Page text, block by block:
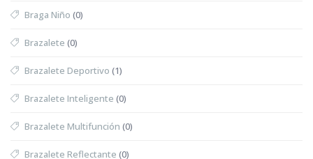
Braga Niño (0)
Brazalete (0)
Brazalete Deportivo (1)
Brazalete Inteligente (0)
Brazalete Multifunción (0)
Brazalete Reflectante (0)